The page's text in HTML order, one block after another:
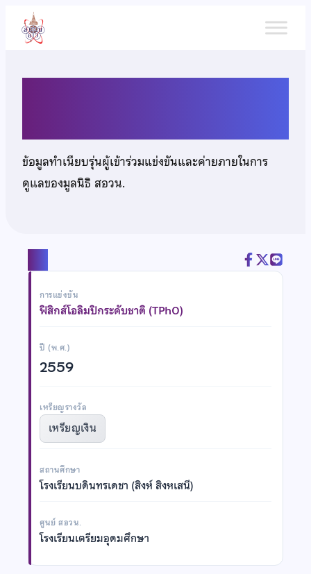
เนื้อหา
ข้อมูลทำเนียบรุ่นผู้เข้าร่วมแข่งขันและค่ายภายในการ
ดูแลของมูลนิธิ สอวน.
การแข่งขัน
ฟิสิกส์โอลิมปิกระดับชาติ (TPhO)
ปี (พ.ศ.)
2559
เหรียญรางวัล
เหรียญเงิน
สถานศึกษา
โรงเรียนบดินทรเดชา (สิงห์ สิงหเสนี)
ศูนย์ สอวน.
โรงเรียนเตรียมอุดมศึกษา